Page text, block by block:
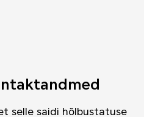
selle saidi hõlbustatuse